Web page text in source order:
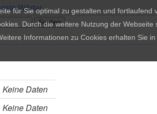
Wörter
Keine Daten
Keine Daten
für Sie optimal zu gestalten und fortlaufend
Durch die weitere Nutzung der Webseite
Informationen zu Cookies erhalten Sie